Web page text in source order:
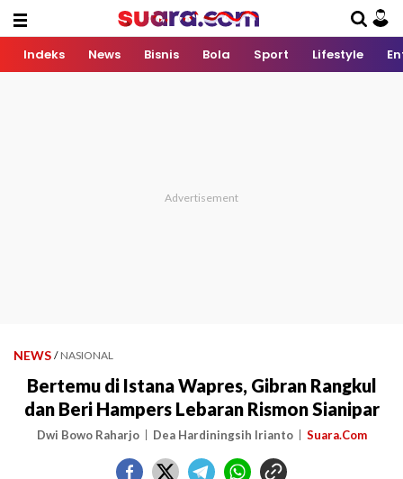
Indeks News Bisnis Bola Sport Lifestyle
NEWS / NASIONAL
Bertemu di Istana Wapres, Gibran Rangkul
dan Beri Hampers Lebaran Rismon Sianipar
Dwi Bowo Raharjo Dea Hardiningsih Irianto Suara.Com